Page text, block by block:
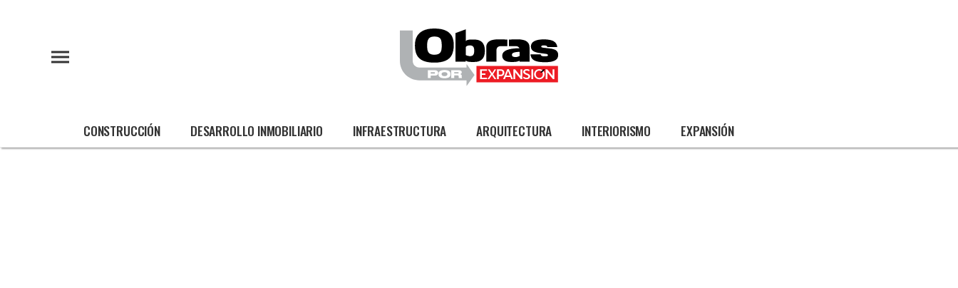
CONSTRUCCIÓN DESARROLLO INMOBILIARIO INFRAESTRUCTURA ARQUITECTURA INTERIORISMO EXPANSIÓN